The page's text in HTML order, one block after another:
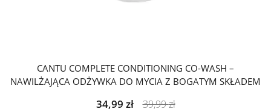
CANTU COMPLETE CONDITIONING CO-WASH –
NAWILŻAJĄCA ODŻYWKA DO MYCIA Z BOGATYM SKŁADEM
34,99 zł 39,99zł